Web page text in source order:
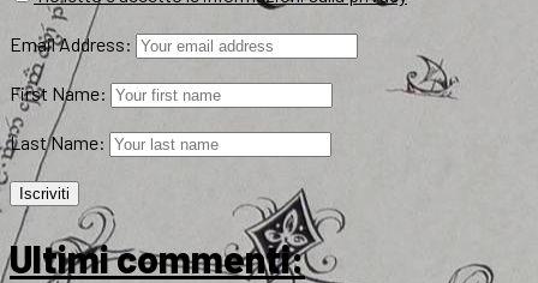
Email Address:
First Name:
Last Name:
Ultimi commenti: